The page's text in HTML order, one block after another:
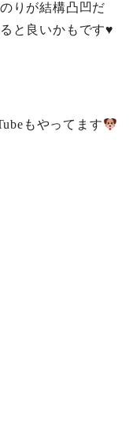
りが結構凸凹だ
と良いかもです♥
もやってます